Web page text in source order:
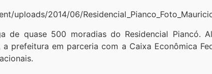
de quase 500 moradias do Residencial Piancó.
prefeitura em parceria com a Caixa Econômica